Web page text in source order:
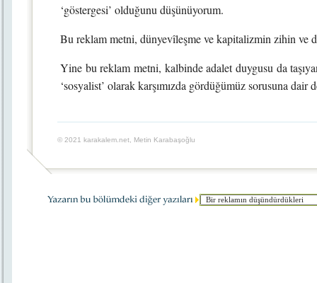
‘göstergesi’ olduğunu düşünüyorum.
Bu reklam metni, dünyevîleşme ve kapitalizmin zihin ve
Yine bu reklam metni, kalbinde adalet duygusu da
‘sosyalist’ olarak karşımızda gördüğümüz sorusuna dair
© 2021 karakalem.net, Metin Karabaşoğlu